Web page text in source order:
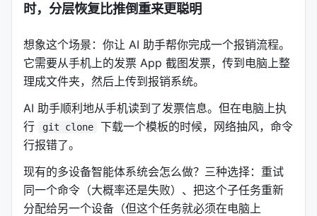
时，分层恢复比推倒重来更聪明
想象这个场景：你让 AI 助手帮你完成一个报销流程。
它需要从手机上的发票 App 截图发票，传到电脑上整
理成文件夹，然后上传到报销系统。
AI 助手顺利地从手机读到了发票信息。但在电脑上执
行
git clone
下载一个模板的时候，网络抽风，命令
行报错了。
现有的多设备智能体系统会怎么做？三种选择：重试
同一个命令（大概率还是失败）、把这个子任务重新
分配给另一个设备（但这个任务就必须在电脑上